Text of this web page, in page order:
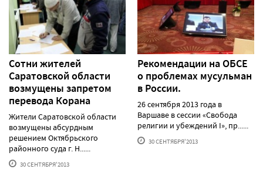
Сотни жителей
Саратовcкой области
возмущены запретом
перевода Корана
Жители Саратовской области
возмущены абсурдным
решением Октябрьского
районного суда г. Н......
30 СЕНТЯБРЯ'2013
Рекомендации на ОБСЕ
о проблемах мусульман
в России.
26 сентября 2013 года в
Варшаве в сессии «Свобода
религии и убеждений I», пр......
30 СЕНТЯБРЯ'2013